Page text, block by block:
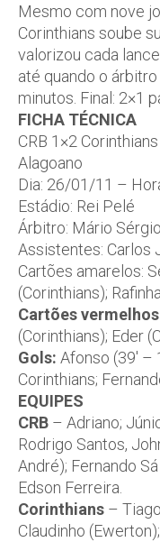
Mesmo com nove
Corinthians soube
valorizou cada
até quando o
minutos. Final: 2×1
FICHA TÉCNICA
CRB 1×2
Alagoano
Dia: 26/01/11 –
Estádio: Rei Pelé
Árbitro: Mário
Assistentes: Carlos
Cartões amarelos:
(Corinthians);
Cartões
(Corinthians); Eder
Gols: Afonso (39′ –
Corinthians;
EQUIPES
CRB – Adriano;
Rodrigo Santos,
André); Fernando
Edson Ferreira.
Corinthians –
Claudinho